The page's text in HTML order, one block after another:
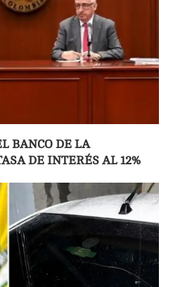
BANCO DE LA
DE INTERÉS AL 12%